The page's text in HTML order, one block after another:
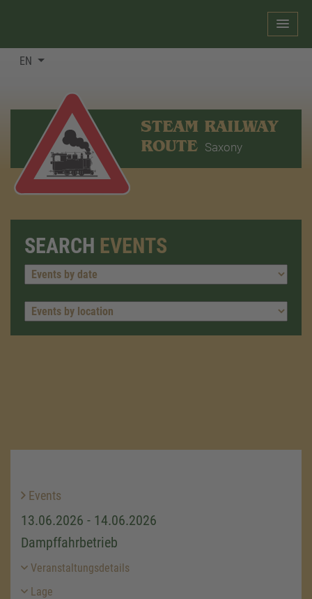
EN
STEAM RAILWAY
ROUTE Saxony
SEARCH EVENTS
Events
13.06.2026 - 14.06.2026
Dampffahrbetrieb
Veranstaltungsdetails
Lage